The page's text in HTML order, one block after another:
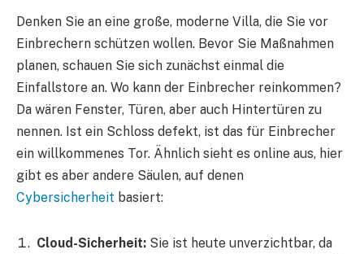
Denken Sie an eine große, moderne Villa, die Sie vor
Einbrechern schützen wollen. Bevor Sie Maßnahmen
planen, schauen Sie sich zunächst einmal die
Einfallstore an. Wo kann der Einbrecher reinkommen?
Da wären Fenster, Türen, aber auch Hintertüren zu
nennen. Ist ein Schloss defekt, ist das für Einbrecher
ein willkommenes Tor. Ähnlich sieht es online aus, hier
gibt es aber andere Säulen, auf denen
Cybersicherheit basiert:
Cloud-Sicherheit: Sie ist heute unverzichtbar, da